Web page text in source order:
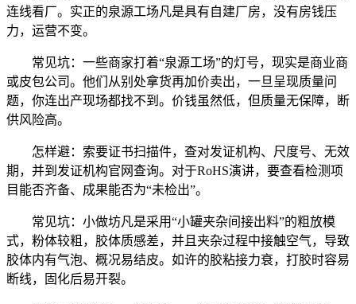
连线看厂。实正的泉源工场凡是具有自建厂房，没有房钱压
力，运营不变。
常见坑：一些商家打着“泉源工场”的灯号，现实是商业商
或皮包公司。他们从别处拿货再加价卖出，一旦呈现质量问
题，你连出产现场都找不到。价钱虽然低，但质量无保障，断
供风险高。
怎样避：索要证书扫描件，查对发证机构、尺度号、无效
期，并到发证机构官网查询。对于RoHS演讲，要查看检测项
目能否齐备、成果能否为“未检出”。
常见坑：小做坊凡是采用“小罐夹杂间接出料”的粗放模
式，粉体较粗，胶体质感差，并且夹杂过程中接触空气，导致
胶体内有气泡、概况易结皮。如许的胶粘接力衰，打胶时容易
断线，固化后易开裂。